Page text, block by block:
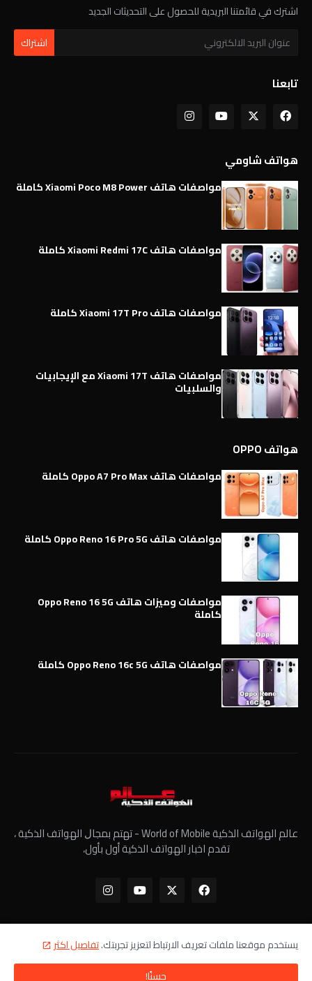
اشترك في قائمتنا البريدية للحصول على التحديثات الجديد
تابعنا
هواتف شاومي
مواصفات هاتف Xiaomi Poco M8 Power كاملة
مواصفات هاتف Xiaomi Redmi 17C كاملة
مواصفات هاتف Xiaomi 17T Pro كاملة
مواصفات هاتف Xiaomi 17T مع الإيجابيات
والسلبيات
هواتف OPPO
مواصفات هاتف Oppo A7 Pro Max كاملة
مواصفات هاتف Oppo Reno 16 Pro 5G كاملة
مواصفات وميزات هاتف Oppo Reno 16 5G
كاملة
مواصفات هاتف Oppo Reno 16c 5G كاملة
عالم الهواتف الذكية World of Mobile - ﺗﻬﺘﻢ ﺑﻤﺠﺎﻝ الهواتف الذكية ،
تقدم اخبار الهواتف الذكية أول بأول،
الرئيسية معلومات عنا سياسة الخصوصية اتصل بنا
يستخدم موقعنا ملفات تعريف الارتباط لتعزيز تجربتك.تفاصيل اكثر
حسنًا!